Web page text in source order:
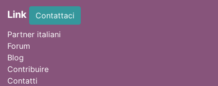
Link
Contattaci
Partner italiani
Forum
Blog
Contribuire
Contatti